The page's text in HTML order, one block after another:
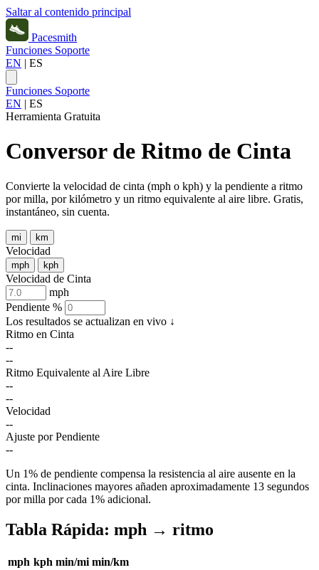
Saltar al contenido principal
Pacesmith
Funciones Soporte
EN | ES
Funciones Soporte
EN | ES
Herramienta Gratuita
Conversor de Ritmo de Cinta
Convierte la velocidad de cinta (mph o kph) y la pendiente a ritmo
por milla, por kilómetro y un ritmo equivalente al aire libre. Gratis,
instantáneo, sin cuenta.
mi km
Velocidad
mph kph
Velocidad de Cinta
mph
Pendiente %
Los resultados se actualizan en vivo ↓
Ritmo en Cinta
--
--
Ritmo Equivalente al Aire Libre
--
--
Velocidad
--
Ajuste por Pendiente
--
Un 1% de pendiente compensa la resistencia al aire ausente en la
cinta. Inclinaciones mayores añaden aproximadamente 13 segundos
por milla por cada 1% adicional.
Tabla Rápida: mph → ritmo
mph kph min/mi min/km